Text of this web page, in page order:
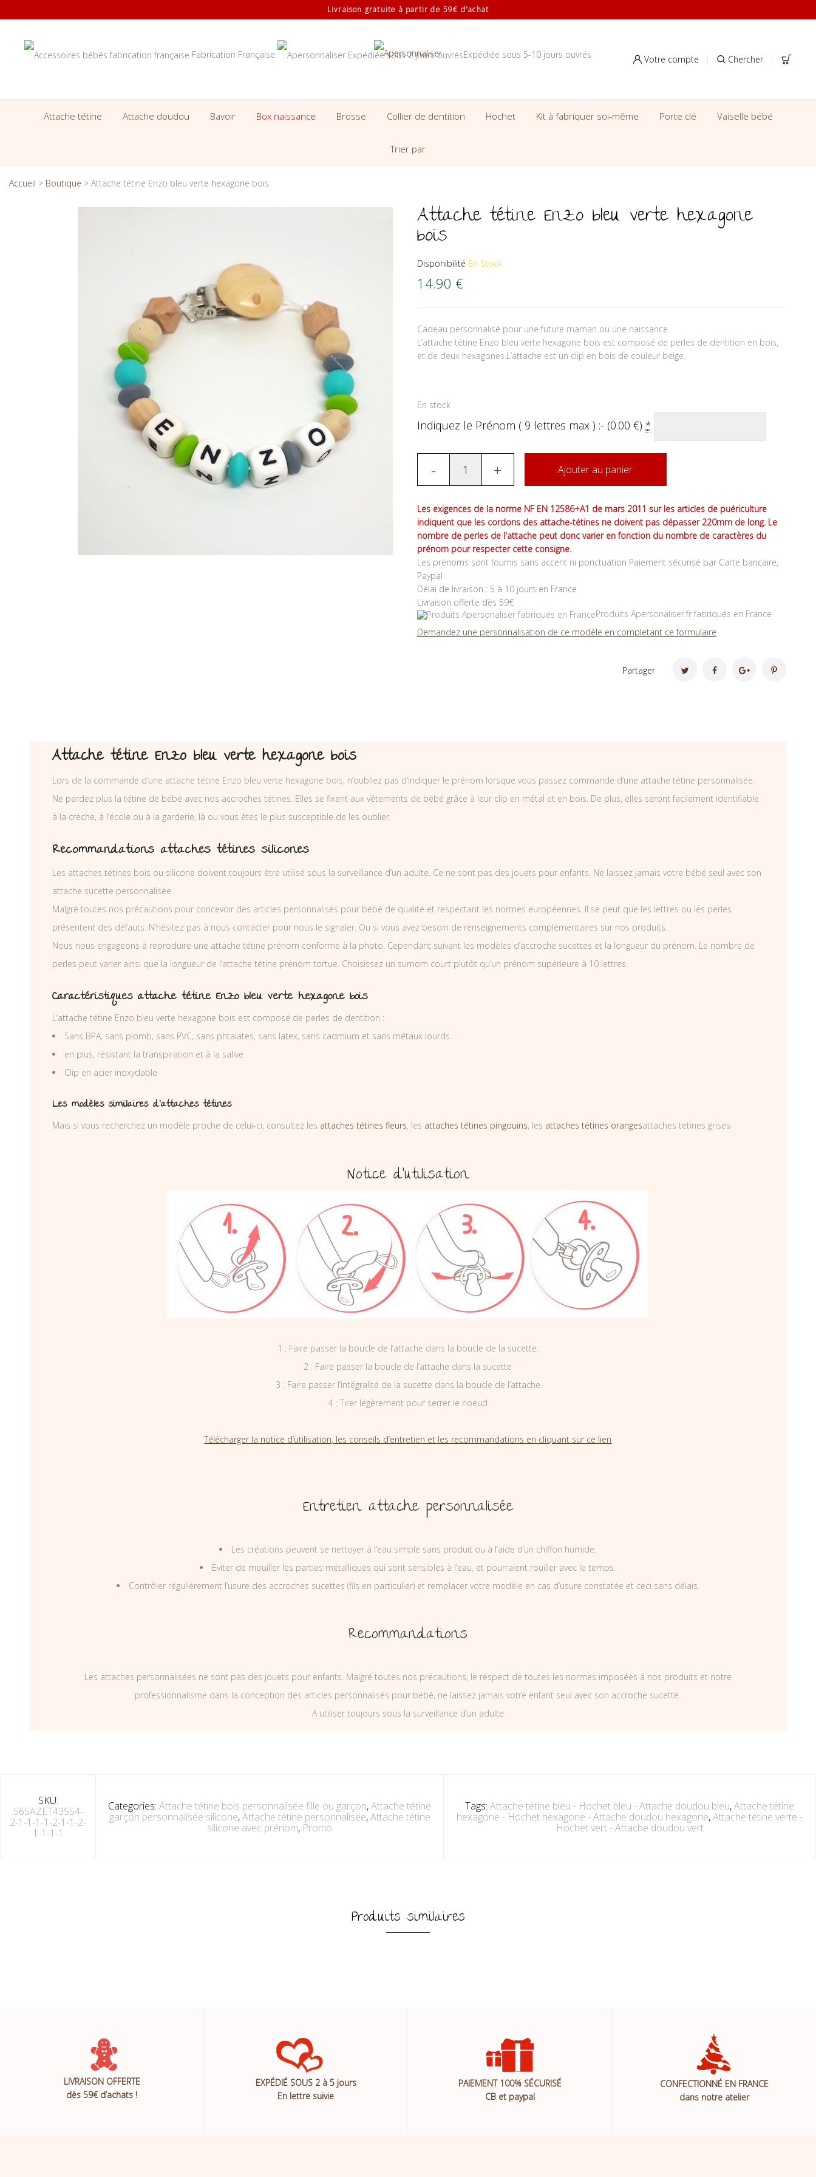
Livraison gratuite à partir de 59€ d'achat
Fabrication Française Expédiée sous 5-10 jours ouvrés Votre compte Chercher
Attache tétine Attache doudou Bavoir Box naissance Brosse Collier de dentition Hochet Kit à fabriquer soi-même Porte clé Vaiselle bébé
Trier par
Accueil > Boutique > Attache tétine Enzo bleu verte hexagone bois
Attache tétine Enzo bleu verte hexagone
bois
Disponibilité En Stock
14.90 €
Cadeau personnalisé pour une future maman ou une naissance.
L’attache tétine Enzo bleu verte hexagone bois est composé de perles de dentition en bois,
et de deux hexagones.L’attache est un clip en bois de couleur beige.
En stock
Indiquez le Prénom ( 9 lettres max ) :- (0.00 €) *
- + Ajouter au panier
Les exigences de la norme NF EN 12586+A1 de mars 2011 sur les articles de puériculture
indiquent que les cordons des attache-tétines ne doivent pas dépasser 220mm de long. Le
nombre de perles de l'attache peut donc varier en fonction du nombre de caractères du
prénom pour respecter cette consigne.
Les prénoms sont fournis sans accent ni ponctuation Paiement sécurisé par Carte bancaire,
Paypal
Délai de livraison : 5 à 10 jours en France
Livraison offerte dès 59€
Produits Apersonaliser.fr fabriqués en France
Demandez une personnalisation de ce modèle en completant ce formulaire
Partager
Attache tétine Enzo bleu verte hexagone bois
Lors de la commande d’une attache tétine Enzo bleu verte hexagone bois, n’oubliez pas d’indiquer le prénom lorsque vous passez commande d’une attache tétine personnalisée.
Ne perdez plus la tétine de bébé avec nos accroches tétines. Elles se fixent aux vêtements de bébé grâce à leur clip en métal et en bois. De plus, elles seront facilement identifiable
à la crèche, à l’école ou à la garderie, là ou vous êtes le plus susceptible de les oublier.
Recommandations attaches tétines silicones
Les attaches tétines bois ou silicone doivent toujours être utilisé sous la surveillance d’un adulte. Ce ne sont pas des jouets pour enfants. Ne laissez jamais votre bébé seul avec son
attache sucette personnalisée.
Malgré toutes nos précautions pour concevoir des articles personnalisés pour bébé de qualité et respectant les normes européennes. Il se peut que les lettres ou les perles
présentent des défauts. N’hésitez pas à nous contacter pour nous le signaler. Ou si vous avez besoin de renseignements complémentaires sur nos produits.
Nous nous engageons à reproduire une attache tétine prénom conforme à la photo. Cependant suivant les modèles d’accroche sucettes et la longueur du prénom. Le nombre de
perles peut varier ainsi que la longueur de l’attache tétine prénom tortue. Choisissez un surnom court plutôt qu’un prénom supérieure à 10 lettres.
Caractéristiques attache tétine Enzo bleu verte hexagone bois
L’attache tétine Enzo bleu verte hexagone bois est composé de perles de dentition :
Sans BPA, sans plomb, sans PVC, sans phtalates, sans latex, sans cadmium et sans métaux lourds.
en plus, résistant la transpiration et à la salive
Clip en acier inoxydable
Les modèles similaires d’attaches tétines
Mais si vous recherchez un modèle proche de celui-ci, consultez les attaches tétines fleurs, les attaches tétines pingouins, les attaches tétines orangesattaches tetines grises
Notice d’utilisation
1 : Faire passer la boucle de l’attache dans la boucle de la sucette.
2 : Faire passer la boucle de l’attache dans la sucette
3 : Faire passer l’intégralité de la sucette dans la boucle de l’attache
4 : Tirer légèrement pour serrer le noeud
Télécharger la notice d’utilisation, les conseils d’entretien et les recommandations en cliquant sur ce lien
Entretien attache personnalisée
Les créations peuvent se nettoyer à l’eau simple sans produit ou à l’aide d’un chiffon humide.
Eviter de mouiller les parties métalliques qui sont sensibles à l’eau, et pourraient rouiller avec le temps.
Contrôler régulièrement l’usure des accroches sucettes (fils en particulier) et remplacer votre modèle en cas d’usure constatée et ceci sans délais.
Recommandations
Les attaches personnalisées ne sont pas des jouets pour enfants. Malgré toutes nos précautions, le respect de toutes les normes imposées à nos produits et notre
professionnalisme dans la conception des articles personnalisés pour bébé, ne laissez jamais votre enfant seul avec son accroche sucette.
A utiliser toujours sous la surveillance d’un adulte
SKU:
565AZET43554-
2-1-1-1-1-2-1-1-2-
1-1-1-1
Categories: Attache tétine bois personnalisée fille ou garçon,Attache tétine
garçon personnalisée silicone,Attache tétine personnalisée,Attache tétine
silicone avec prénom, Promo
Tags: Attache tétine bleu - Hochet bleu - Attache doudou bleu,Attache tétine
hexagone - Hochet hexagone - Attache doudou hexagone,Attache tétine verte -
Hochet vert - Attache doudou vert
Produits similaires
LIVRAISON OFFERTE
dès 59€ d’achats !
EXPÉDIÉ SOUS 2 à 5 jours
En lettre suivie
PAIEMENT 100% SÉCURISÉ
CB et paypal
CONFECTIONNÉ EN FRANCE
dans notre atelier